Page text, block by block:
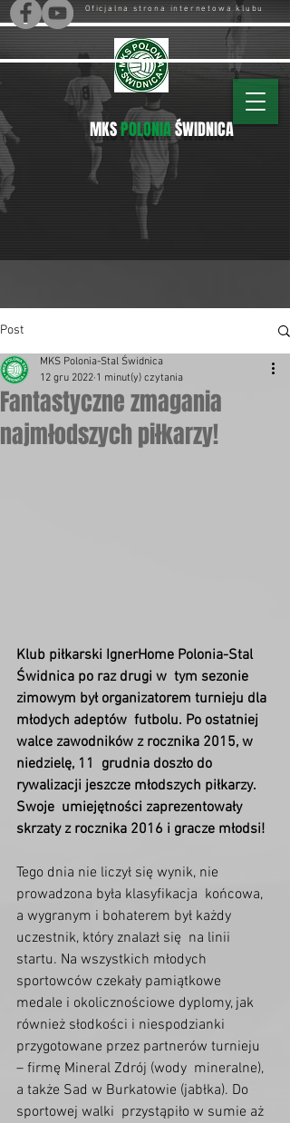
Oficjalna strona internetowa klubu
MKSPOLONIAŚWIDNICA
Post
Fantastyczne zmagania
najmłodszych piłkarzy!
MKS Polonia-Stal Świdnica
12 gru 2022 1 minut(y) czytania
Klub piłkarski IgnerHome Polonia-Stal
Świdnica po raz drugi w  tym sezonie
zimowym był organizatorem turnieju dla
młodych adeptów  futbolu. Po ostatniej
walce zawodników z rocznika 2015, w
niedzielę, 11  grudnia doszło do
rywalizacji jeszcze młodszych piłkarzy.
Swoje  umiejętności zaprezentowały
skrzaty z rocznika 2016 i gracze młodsi!
Tego dnia nie liczył się wynik, nie
prowadzona była klasyfikacja  końcowa,
a wygranym i bohaterem był każdy
uczestnik, który znalazł się  na linii
startu. Na wszystkich młodych
sportowców czekały pamiątkowe
medale i okolicznościowe dyplomy, jak
również słodkości i niespodzianki
przygotowane przez partnerów turnieju
– firmę Mineral Zdrój (wody  mineralne),
a także Sad w Burkatowie (jabłka). Do
sportowej walki  przystąpiło w sumie aż